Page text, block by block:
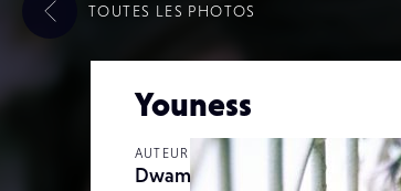
Youness
AUTEUR
Dwam
TOUTES LES PHOTOS